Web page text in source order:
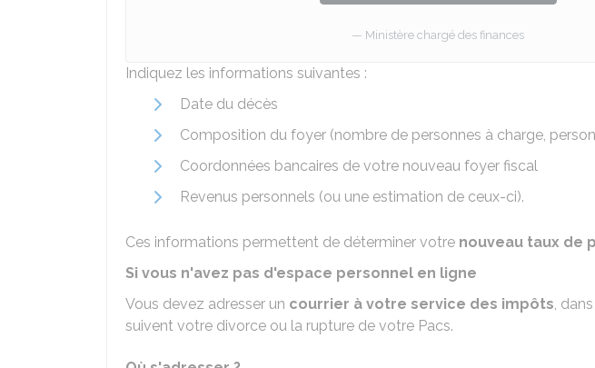
Ministère chargé des finances
Indiquez les informations suivantes :
Date du décès
Composition du foyer (nombre de personnes à charge,
Coordonnées bancaires de votre nouveau foyer fiscal
Revenus personnels (ou une estimation de ceux-ci).
Ces informations permettent de déterminer votre nouveau taux de
Si vous n'avez pas d'espace personnel en ligne
Vous devez adresser un courrier à votre service des impôts,
suivent votre divorce ou la rupture de votre Pacs.